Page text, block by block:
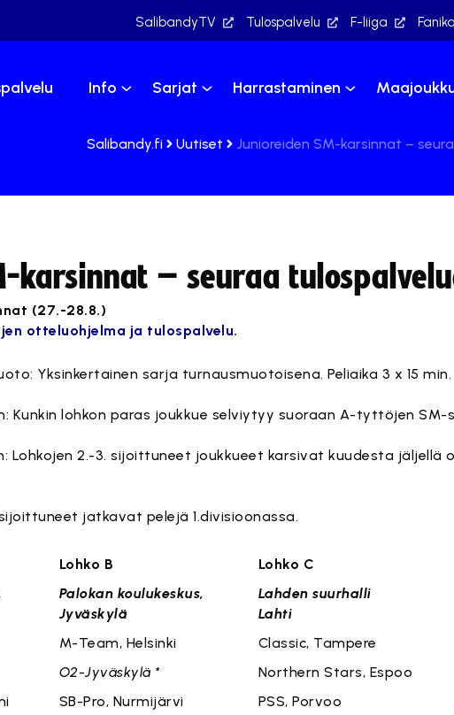
SalibandyTV Tulospalvelu F-liiga
Info Sarjat Harrastaminen
Salibandy.fi Uutiset Junioreiden SM-karsinnat –
karsinnat – seuraa
(27.-28.8.)
otteluohjelma ja tulospalvelu.
Yksinkertainen sarja turnausmuotoisena. Peliaika 3 x 15 min.
Kunkin lohkon paras joukkue selviytyy suoraan A-tyttöjen SM-
Lohkojen 2.-3. sijoittuneet joukkueet karsivat kuudesta jäljellä
jatkavat pelejä 1.divisioonassa.
Lohko B Lohko C
Palokan koulukeskus,
Jyväskylä
Lahden suurhalli
Lahti
M-Team, Helsinki Classic, Tampere
O2-Jyväskylä * Northern Stars, Espoo
SB-Pro, Nurmijärvi PSS, Porvoo